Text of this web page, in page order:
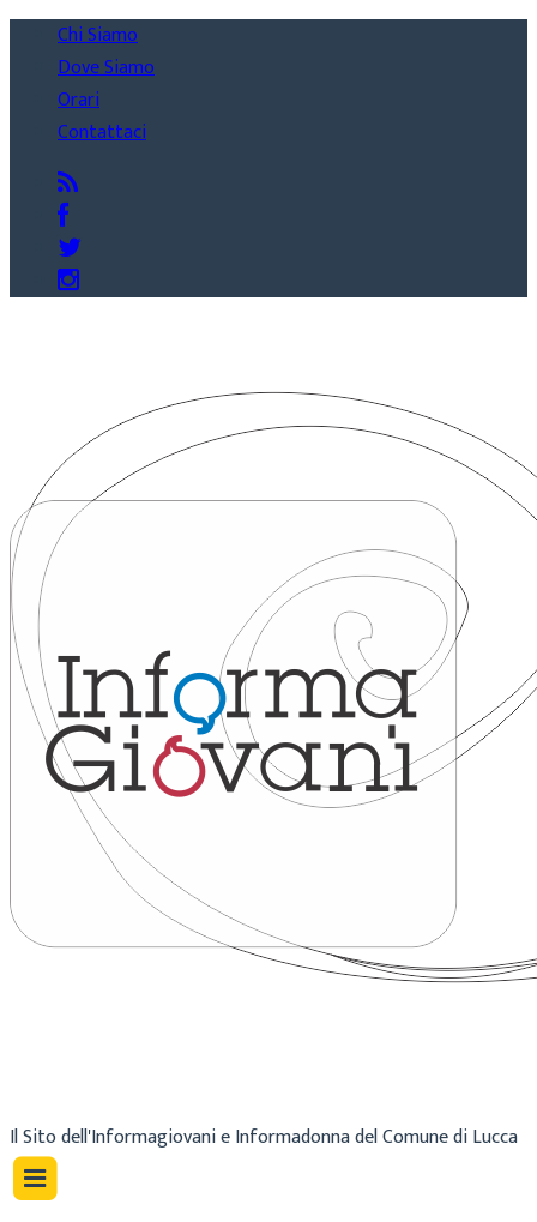
Chi Siamo
Dove Siamo
Orari
Contattaci
Il Sito dell'Informagiovani e Informadonna del Comune di Lucca